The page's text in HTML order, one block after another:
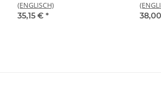
(ENGLISCH)
35,15 € *